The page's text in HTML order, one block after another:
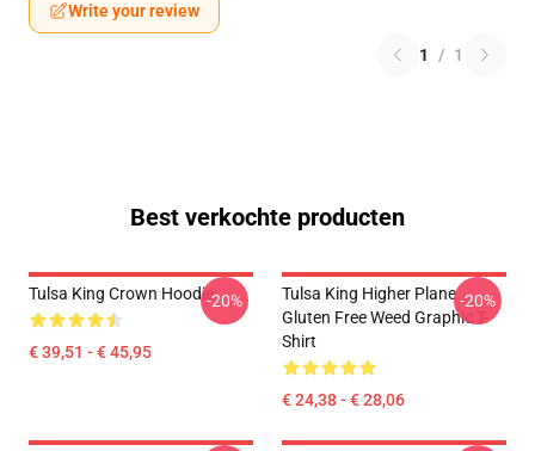
Write your review
1 / 1
Best verkochte producten
Tulsa King Crown Hoodie
€ 39,51 - € 45,95
-20%
Tulsa King Higher Plane
Gluten Free Weed Graphic T-
Shirt
€ 24,38 - € 28,06
-20%